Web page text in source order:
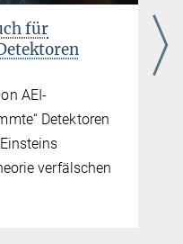
für
AEI-
Detektoren
verfälschen